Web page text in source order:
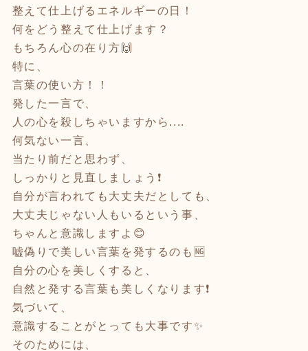
整えて仕上げるエネルギーの日！
何をどう整えて仕上げます？
もちろん心の在り方🙌
特に、
言葉の使い方！！
発した一言で、
人の心を殺しちゃいますから....
何気ない一言、
当たり前だと思わず、
しっかりと見直しましょう❗️
自分が言われても大丈夫だとしても、
大丈夫じゃない人もいるという事、
ちゃんと意識しますよ😊
嘘偽りで美しい言葉を発するのも🆖
自分の心を美しくすると、
自然と発する言葉も美しくなります❗️
気づいて、
意識することがとっても大事です✨
そのためには、